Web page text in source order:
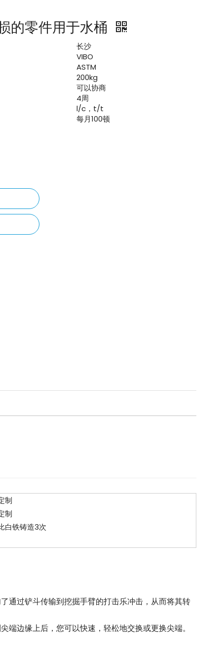
的零件用于水桶
长沙
VIBO
ASTM
200kg
可以协商
4周
l/c，t/t
每月100顿
制
制
白铁铸造3次
通过铲斗传输到挖掘手臂的打击乐冲击，从而将其转
端边缘上后，您可以快速，轻松地交换或更换尖端。